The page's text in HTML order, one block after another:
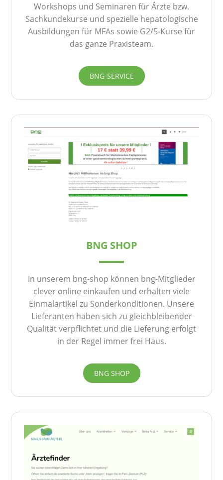
Workshops und Seminaren für Ärzte bzw.
Sachkundekurse und spezielle hepatologische
Ausbildungen für MFAs sowie G2/5-Kurse für
das ganze Praxisteam.
BNG-SERVICE
BNG SHOP
In unserem bng-shop können bng-Mitglieder
clever online einkaufen und erhalten viele
Einmalartikel zu Sonderkonditionen. Unsere
Lieferanten haben sich zu gleichbleibender
Qualität verpflichtet und die Lieferung erfolgt
in der Regel immer frei Haus.
BNG SHOP